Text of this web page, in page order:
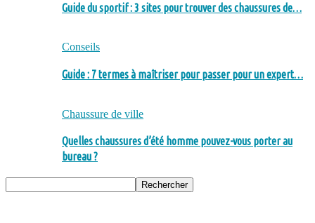
Guide du sportif : 3 sites pour trouver des chaussures de…
Conseils
Guide : 7 termes à maîtriser pour passer pour un expert…
Chaussure de ville
Quelles chaussures d’été homme pouvez-vous porter au
bureau ?